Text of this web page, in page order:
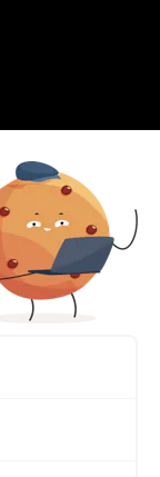
Sagnes
SOCIAUX